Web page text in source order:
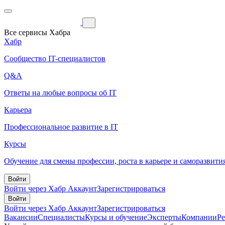
Все сервисы Хабра
Хабр
Сообщество IT-специалистов
Q&A
Ответы на любые вопросы об IT
Карьера
Профессиональное развитие в IT
Курсы
Обучение для смены профессии, роста в карьере и
Войти
Войти через Хабр АккаунтЗарегистрироваться
Войти
Войти через Хабр АккаунтЗарегистрироваться
ВакансииСпециалистыКурсы и обучениеЭкспертыКомпании